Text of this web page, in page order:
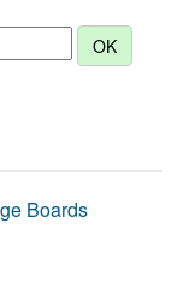
Boards